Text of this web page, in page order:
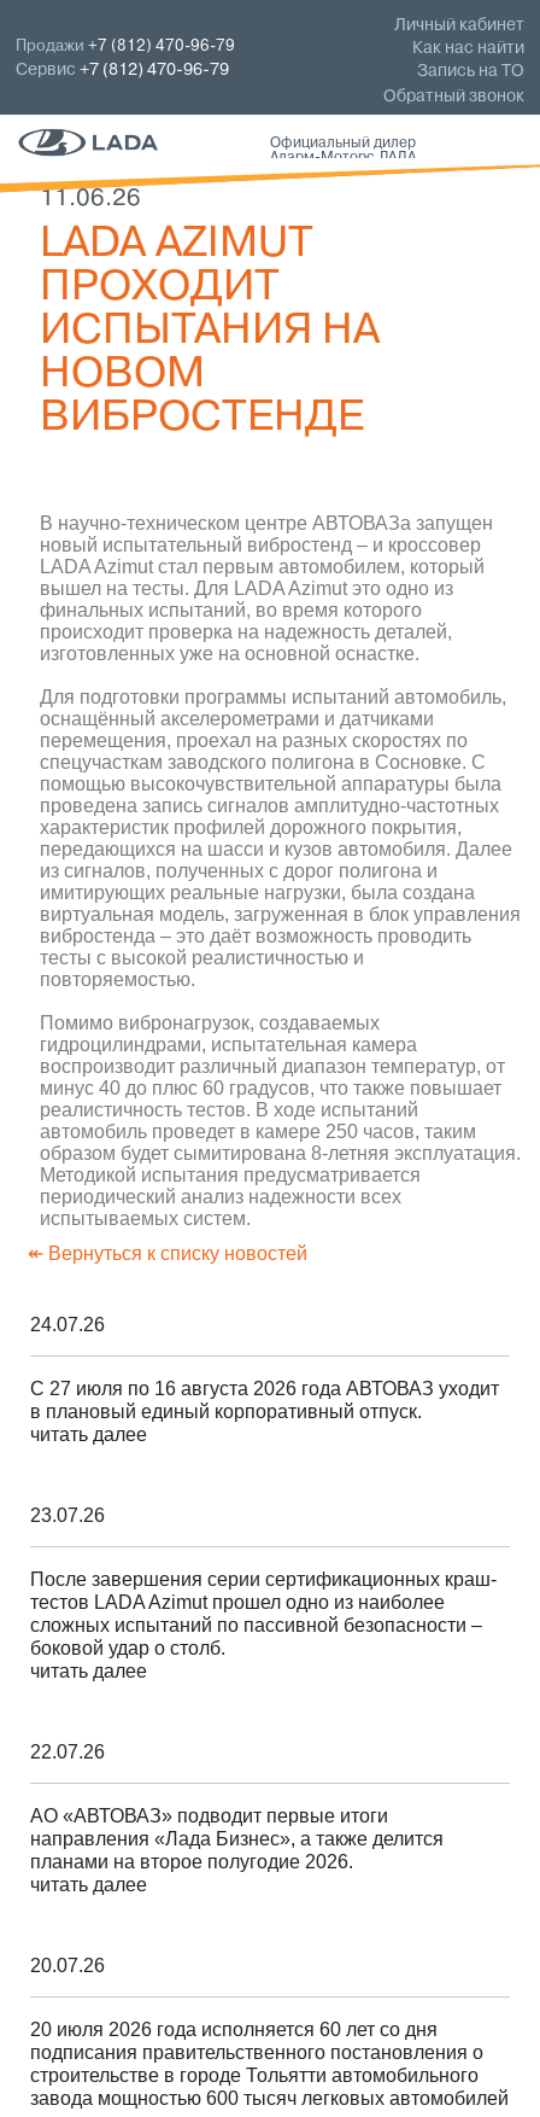
Личный кабинет
Как нас найти
Запись на ТО
Обратный звонок
Продажи+7 (812) 470-96-79
Сервис+7 (812) 470-96-79
Официальный дилер
Аларм-Моторс ЛАДА
11.06.26
LADA AZIMUT
ПРОХОДИТ
ИСПЫТАНИЯ НА
НОВОМ
ВИБРОСТЕНДЕ
В научно-техническом центре АВТОВАЗа запущен
новый испытательный вибростенд – и кроссовер
LADA Azimut стал первым автомобилем, который
вышел на тесты. Для LADA Azimut это одно из
финальных испытаний, во время которого
происходит проверка на надежность деталей,
изготовленных уже на основной оснастке.
Для подготовки программы испытаний автомобиль,
оснащённый акселерометрами и датчиками
перемещения, проехал на разных скоростях по
спецучасткам заводского полигона в Сосновке. С
помощью высокочувствительной аппаратуры была
проведена запись сигналов амплитудно-частотных
характеристик профилей дорожного покрытия,
передающихся на шасси и кузов автомобиля. Далее
из сигналов, полученных с дорог полигона и
имитирующих реальные нагрузки, была создана
виртуальная модель, загруженная в блок управления
вибростенда – это даёт возможность проводить
тесты с высокой реалистичностью и
повторяемостью.
Помимо вибронагрузок, создаваемых
гидроцилиндрами, испытательная камера
воспроизводит различный диапазон температур, от
минус 40 до плюс 60 градусов, что также повышает
реалистичность тестов. В ходе испытаний
автомобиль проведет в камере 250 часов, таким
образом будет сымитирована 8-летняя эксплуатация.
Методикой испытания предусматривается
периодический анализ надежности всех
испытываемых систем.
↞ Вернуться к списку новостей
24.07.26
С 27 июля по 16 августа 2026 года АВТОВАЗ уходит
в плановый единый корпоративный отпуск.
читать далее
23.07.26
После завершения серии сертификационных краш-
тестов LADA Azimut прошел одно из наиболее
сложных испытаний по пассивной безопасности –
боковой удар о столб.
читать далее
22.07.26
АО «АВТОВАЗ» подводит первые итоги
направления «Лада Бизнес», а также делится
планами на второе полугодие 2026.
читать далее
20.07.26
20 июля 2026 года исполняется 60 лет со дня
подписания правительственного постановления о
строительстве в городе Тольятти автомобильного
завода мощностью 600 тысяч легковых автомобилей